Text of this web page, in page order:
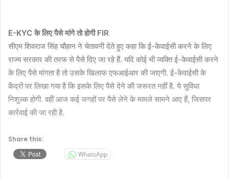
E-KYC के लिए पैसे मांगे तो होगी FIR
सीएम शिवराज सिंह चौहान ने चेतावनी देते हुए कहा कि ई-केवाईसी करने के लिए
राज्य सरकार की तरफ से पैसे दिए जा रहे हैं. यदि कोई भी व्यक्ति ई-केवाईसी करने
के लिए पैसे मांगता है तो उसके खिलाफ एफआईआर की जाएगी. ई-केवाईसी के
केंद्रों पर लिखा गया है कि इसके लिए पैसे देने की जरूरत नहीं है. ये सुविधा
निशुल्क होगी. वहीं आज कई जगहों पर पैसे लेने के मामले सामने आए हैं, जिसपर
कार्रवाई की जा रही है.
Share this:
WhatsApp